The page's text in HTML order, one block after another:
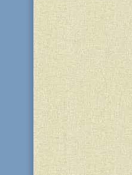
В день 13 Тамуза в
виноробні
Леї (Ліни) Шепель